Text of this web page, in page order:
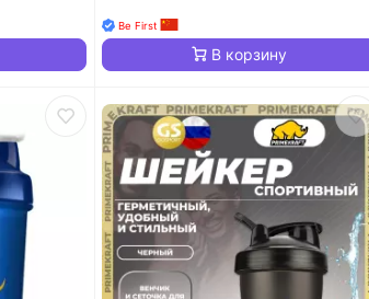
Be First
В корзину